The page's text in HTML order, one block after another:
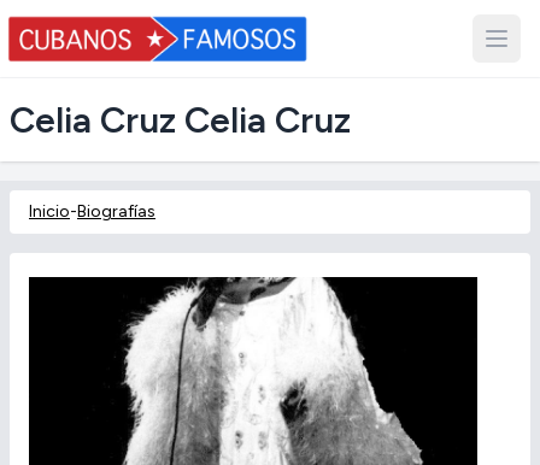
Celia Cruz Celia Cruz
Inicio-Biografías